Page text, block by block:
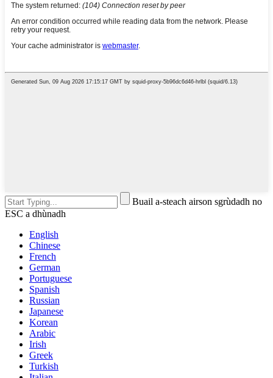
Buail a-steach airson sgrùdadh no
ESC a dhùnadh
English
Chinese
French
German
Portuguese
Spanish
Russian
Japanese
Korean
Arabic
Irish
Greek
Turkish